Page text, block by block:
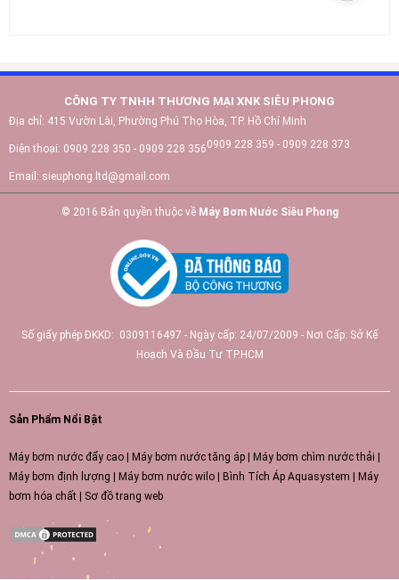
CÔNG TY TNHH THƯƠNG MẠI XNK SIÊU PHONG
Địa chỉ: 415 Vườn Lài, Phường Phú Thọ Hòa, TP. Hồ Chí Minh
Điện thoại: 0909 228 350 - 0909 228 3560909 228 359 - 0909 228 373
Email: sieuphong.ltd@gmail.com
© 2016 Bản quyền thuộc về Máy Bơm Nước Siêu Phong
Số giấy phép ĐKKD: 0309116497 - Ngày cấp: 24/07/2009 - Nơi Cấp: Sở Kế
Hoạch Và Đầu Tư TP.HCM
Sản Phẩm Nổi Bật
Máy bơm nước đẩy cao Máy bơm nước tăng áp Máy bơm chìm nước thải
Máy bơm định lượng
Máy bơm nước wilo Bình Tích Áp Aquasystem
Máy
bơm hóa chất
Sơ đồ trang web